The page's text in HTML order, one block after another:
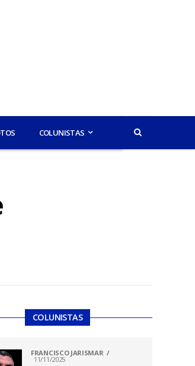
COLUNISTAS
COLUNISTAS
FRANCISCO JARISMAR
11/11/2025